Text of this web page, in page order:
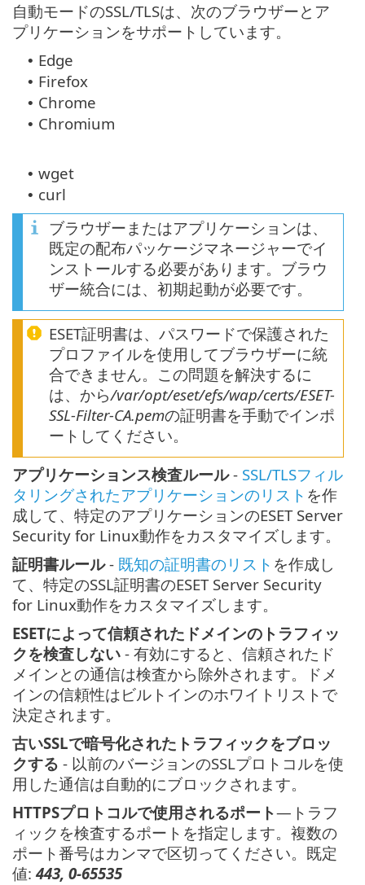
自動モードのSSL/TLSは、次のブラウザーとア
プリケーションをサポートしています。
• Edge
• Firefox
• Chrome
• Chromium
• wget
• curl
ブラウザーまたはアプリケーションは、
既定の配布パッケージマネージャーでイ
ンストールする必要があります。ブラウ
ザー統合には、初期起動が必要です。
ESET証明書は、パスワードで保護された
プロファイルを使用してブラウザーに統
合できません。この問題を解決するに
は、から/var/opt/eset/efs/wap/certs/ESET-
SSL-Filter-CA.pemの証明書を手動でインポ
ートしてください。
アプリケーションス検査ルール- SSL/TLSフィル
タリングされたアプリケーションのリスト を作
成して、特定のアプリケーションのESET Server
Security for Linux動作をカスタマイズします。
証明書ルール- 既知の証明書のリスト を作成し
て、特定のSSL証明書のESET Server Security
for Linux動作をカスタマイズします。
ESETによって信頼されたドメインのトラフィッ
クを検査しない - 有効にすると、信頼されたド
メインとの通信は検査から除外されます。ドメ
インの信頼性はビルトインのホワイトリストで
決定されます。
古いSSLで暗号化されたトラフィックをブロッ
クする - 以前のバージョンのSSLプロトコルを使
用した通信は自動的にブロックされます。
HTTPSプロトコルで使用されるポート—トラフ
ィックを検査するポートを指定します。複数の
ポート番号はカンマで区切ってください。既定
値:443, 0-65535